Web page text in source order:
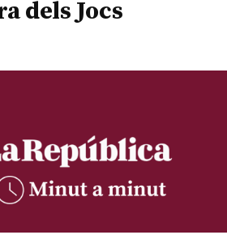
dels Jocs